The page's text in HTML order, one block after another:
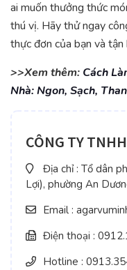
ai muốn thưởng thức
thú vị. Hãy thử ngay
thực đơn của bạn và
>>Xem thêm: Cách
Nhà: Ngon, Sạch,
CÔNG TY
Địa chỉ : Tổ dân
Lợi), phường An
Email :
Điện thoại :
Hotline :